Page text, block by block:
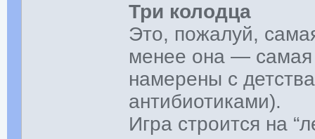
Три колодца
Это, пожалуй,
менее она — самая
намерены с
антибиотиками).
Игра строится на